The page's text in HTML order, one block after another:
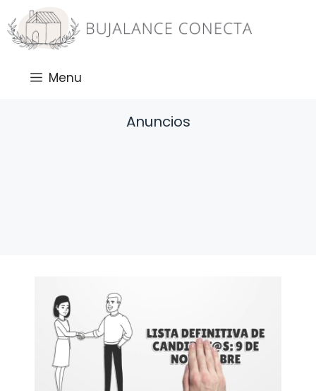
Saltar
al
contenido
Menu
Anuncios